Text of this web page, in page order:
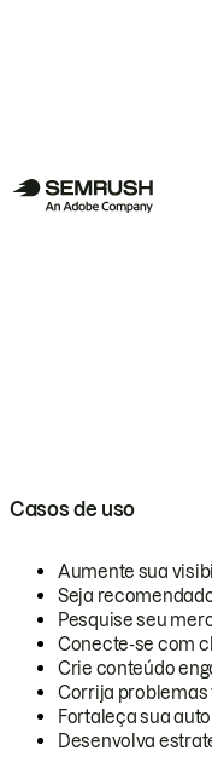
Casos de uso
Aumente sua
Seja
Pesquise seu
Conecte-se com
Crie conteúdo
Corrija problemas
Fortaleça sua
Desenvolva